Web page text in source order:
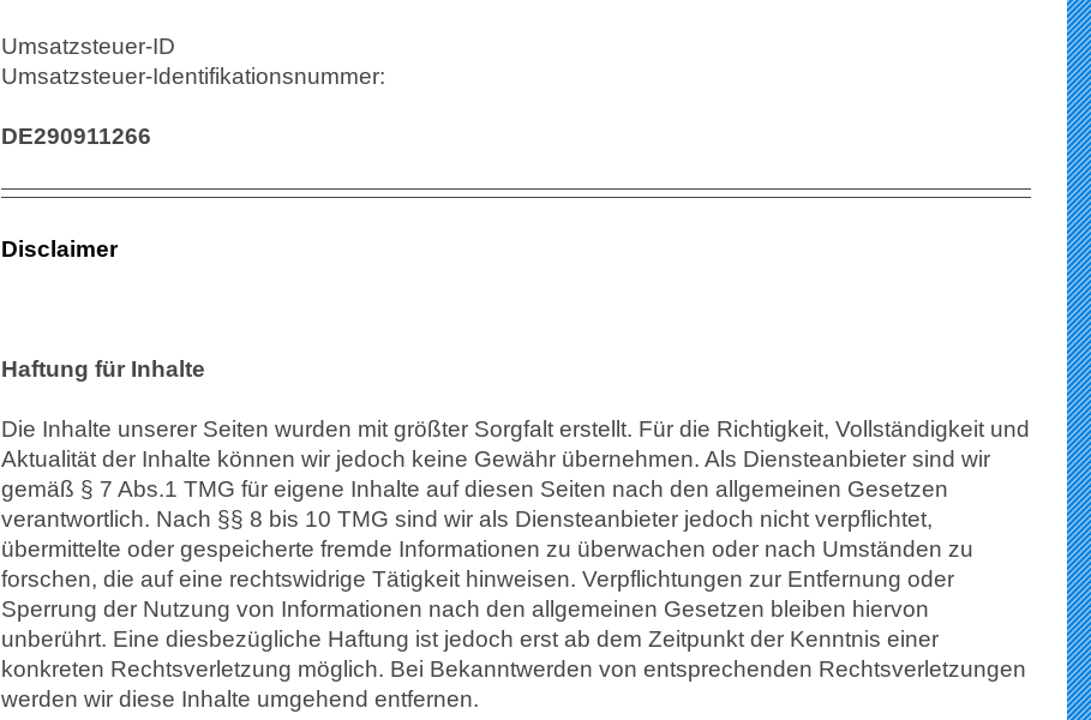
Umsatzsteuer-ID
Umsatzsteuer-Identifikationsnummer:
DE290911266
Disclaimer
Haftung für Inhalte
Die Inhalte unserer Seiten wurden mit größter Sorgfalt erstellt. Für die Richtigkeit, Vollständigkeit und
Aktualität der Inhalte können wir jedoch keine Gewähr übernehmen. Als Diensteanbieter sind wir
gemäß § 7 Abs.1 TMG für eigene Inhalte auf diesen Seiten nach den allgemeinen Gesetzen
verantwortlich. Nach §§ 8 bis 10 TMG sind wir als Diensteanbieter jedoch nicht verpflichtet,
übermittelte oder gespeicherte fremde Informationen zu überwachen oder nach Umständen zu
forschen, die auf eine rechtswidrige Tätigkeit hinweisen. Verpflichtungen zur Entfernung oder
Sperrung der Nutzung von Informationen nach den allgemeinen Gesetzen bleiben hiervon
unberührt. Eine diesbezügliche Haftung ist jedoch erst ab dem Zeitpunkt der Kenntnis einer
konkreten Rechtsverletzung möglich. Bei Bekanntwerden von entsprechenden Rechtsverletzungen
werden wir diese Inhalte umgehend entfernen.